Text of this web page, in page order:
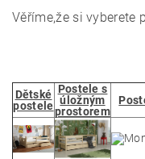
Věříme,že si vyberete
Dětské
postele
Postele s
úložným
prostorem